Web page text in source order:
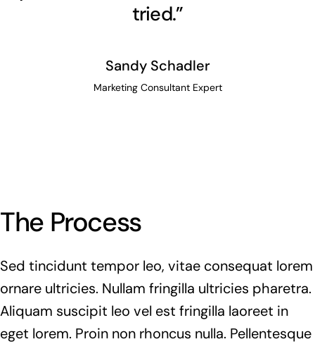
tried.”
Sandy Schadler
Marketing Consultant Expert
The Process
Sed tincidunt tempor leo, vitae consequat lorem
ornare ultricies. Nullam fringilla ultricies pharetra.
Aliquam suscipit leo vel est fringilla laoreet in
eget lorem. Proin non rhoncus nulla. Pellentesque